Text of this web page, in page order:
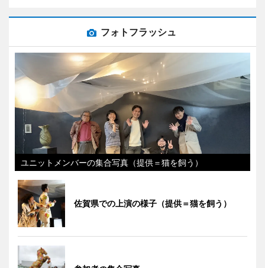
フォトフラッシュ
ユニットメンバーの集合写真（提供＝猫を飼う）
佐賀県での上演の様子（提供＝猫を飼う）